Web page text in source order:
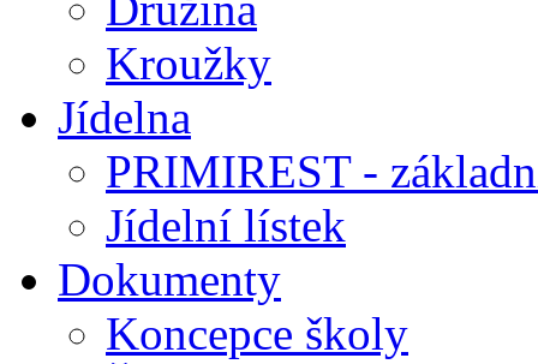
Kroužky
Jídelna
PRIMIREST -
Jídelní lístek
Dokumenty
Koncepce školy